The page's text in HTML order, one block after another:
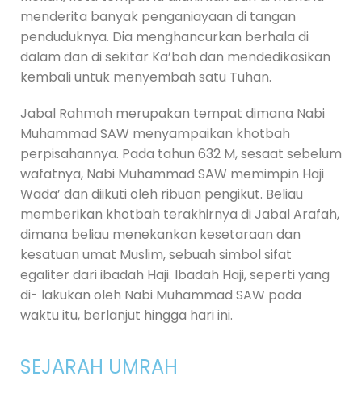
menderita banyak penganiayaan di tangan
penduduknya. Dia menghancurkan berhala di
dalam dan di sekitar Ka’bah dan mendedikasikan
kembali untuk menyembah satu Tuhan.
Jabal Rahmah merupakan tempat dimana Nabi
Muhammad SAW menyampaikan khotbah
perpisahannya. Pada tahun 632 M, sesaat sebelum
wafatnya, Nabi Muhammad SAW memimpin Haji
Wada’ dan diikuti oleh ribuan pengikut. Beliau
memberikan khotbah terakhirnya di Jabal Arafah,
dimana beliau menekankan kesetaraan dan
kesatuan umat Muslim, sebuah simbol sifat
egaliter dari ibadah Haji. Ibadah Haji, seperti yang
di- lakukan oleh Nabi Muhammad SAW pada
waktu itu, berlanjut hingga hari ini.
SEJARAH UMRAH